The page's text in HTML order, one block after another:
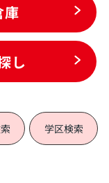
庫
し
学区検索